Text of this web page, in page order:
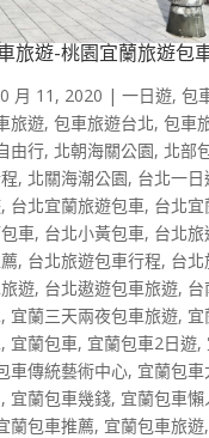
旅遊-桃園宜蘭旅遊包
月 11, 2020 | 一日遊, 包
旅遊, 包車旅遊台北, 包車
由行, 北朝海關公園, 北部
, 北關海潮公園, 台北一日
, 台北宜蘭旅遊包車, 台北
車, 台北小黃包車, 台北
, 台北旅遊包車行程, 台北
遊, 台北遨遊包車旅遊, 台
, 宜蘭三天兩夜包車旅遊, 宜
, 宜蘭包車, 宜蘭包車2日遊,
車傳統藝術中心, 宜蘭包
, 宜蘭包車幾錢, 宜蘭包車懶
蘭包車推薦, 宜蘭包車旅遊,